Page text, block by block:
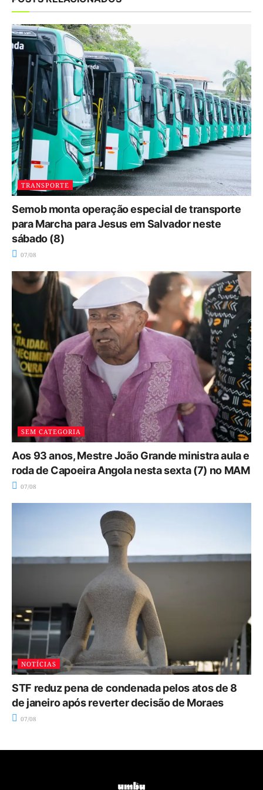
TRANSPORTE
Semob monta operação especial de transporte
para Marcha para Jesus em Salvador neste
sábado (8)
07/08
SEM CATEGORIA
Aos 93 anos, Mestre João Grande ministra aula e
roda de Capoeira Angola nesta sexta (7) no MAM
07/08
NOTÍCIAS
STF reduz pena de condenada pelos atos de 8
de janeiro após reverter decisão de Moraes
07/08